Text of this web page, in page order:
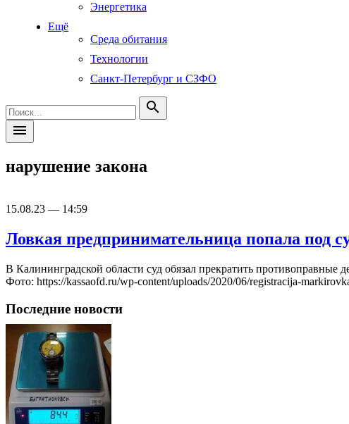
Энергетика
Ещё
Среда обитания
Технологии
Санкт-Петербург и СЗФО
search
menu
нарушение закона
15.08.23 — 14:59
Ловкая предпринимательница попала под
В Калининградской области суд обязал прекратить
Фото: https://kassaofd.ru/wp-content/uploads/2020/06/registracija-
Последние новости